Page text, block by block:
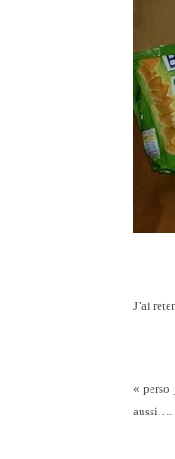
J’ai
« perso
aussi….